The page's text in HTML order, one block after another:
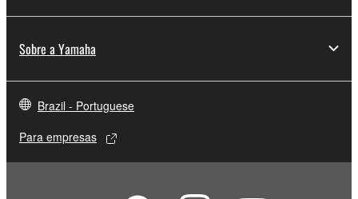
Sobre a Yamaha
Brazil - Portuguese
Para empresas